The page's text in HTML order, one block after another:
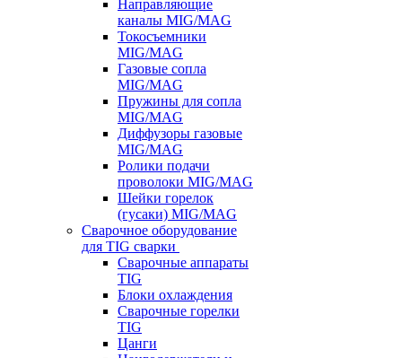
Направляющие
каналы MIG/MAG
Токосъемники
MIG/MAG
Газовые сопла
MIG/MAG
Пружины для сопла
MIG/MAG
Диффузоры газовые
MIG/MAG
Ролики подачи
проволоки MIG/MAG
Шейки горелок
(гусаки) MIG/MAG
Сварочное оборудование
для TIG сварки
Сварочные аппараты
TIG
Блоки охлаждения
Сварочные горелки
TIG
Цанги